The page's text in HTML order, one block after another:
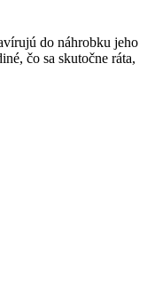
do náhrobku jeho
čo sa skutočne ráta,